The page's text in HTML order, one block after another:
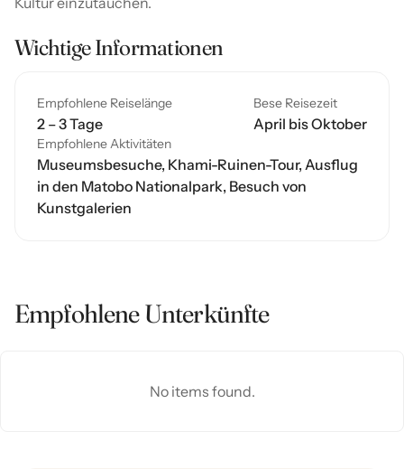
Wichtige Informationen
Empfohlene Reiselänge
2 – 3 Tage
Bese Reisezeit
April bis Oktober
Empfohlene Aktivitäten
Museumsbesuche, Khami-Ruinen-Tour, Ausflug
in den Matobo Nationalpark, Besuch von
Kunstgalerien
Empfohlene Unterkünfte
No items found.